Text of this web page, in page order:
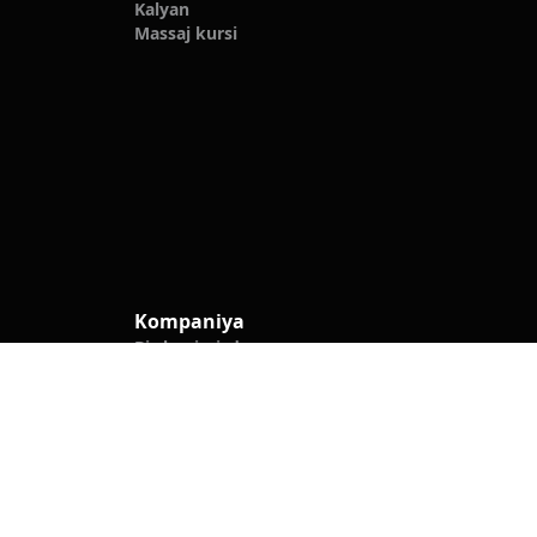
Kalyan
Massaj kursi
Kompaniya
Biz haqimizda